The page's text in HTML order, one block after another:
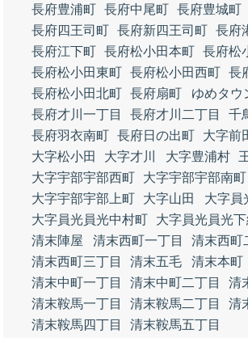
長府豊浦町 長府中尾町 長府豊城町
長府四王司町 長府新四王司町 長府
長府江下町 長府松小田本町 長府松
長府松小田東町 長府松小田西町 長
長府松小田北町 長府扇町
ゆめタウ
長府才川一丁目
長府才川二丁目
千
長府羽衣南町 長府日の出町 大字前
大字松小田
大字才川 大字豊浦村
大字宇部宇部西町
大字宇部宇部南町
大字宇部宇部上町
大字山田
大字員
大字員光員光中村町
大字員光員光
清末陣屋
清末西町一丁目
清末西町
清末西町三丁目
清末五毛
清末本町
清末中町一丁目
清末中町二丁目
清
清末鞍馬一丁目
清末鞍馬二丁目
清
清末鞍馬四丁目
清末鞍馬五丁目